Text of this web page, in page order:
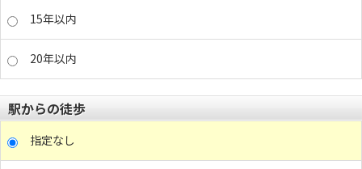
15年以内
20年以内
駅からの徒歩
指定なし